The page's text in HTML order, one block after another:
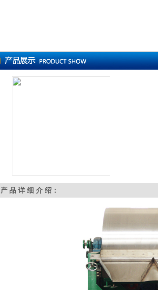
产 品 详 细 介 绍：